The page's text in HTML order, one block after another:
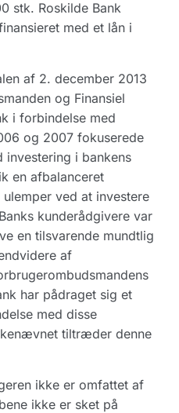
stk. Roskilde Bank
med et lån i
af 2. december 2013
og Finansiel
i forbindelse med
og 2007 fokuserede
investering i bankens
en afbalanceret
ved at investere
kunderådgivere var
en tilsvarende mundtlig
af
har pådraget sig et
med disse
tiltræder denne
ikke er omfattet af
ikke er sket på